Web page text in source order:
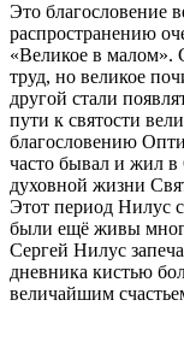
Это благословение
распространению
«Великое в малом».
труд, но великое
другой стали
пути к святости
благословению
часто бывал и жил
духовной жизни
Этот период Нилус
были ещё живы
Сергей Нилус
дневника кистью
величайшим